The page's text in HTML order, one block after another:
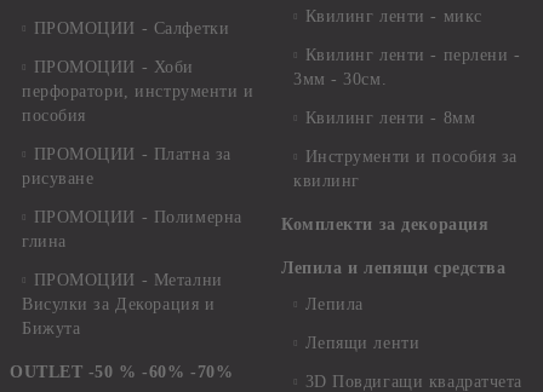
ПРОМОЦИИ - Салфетки
ПРОМОЦИИ - Хоби
перфоратори, инструменти и
пособия
ПРОМОЦИИ - Платна за
рисуване
ПРОМОЦИИ - Полимерна
глина
ПРОМОЦИИ - Метални
Висулки за Декорация и
Бижута
OUTLET -50 % -60% -70%
Квилинг ленти - микс
Квилинг ленти - перлени -
3мм - 30см.
Квилинг ленти - 8мм
Инструменти и пособия за
квилинг
Комплекти за декорация
Лепила и лепящи средства
Лепила
Лепящи ленти
3D Повдигащи квадратчета